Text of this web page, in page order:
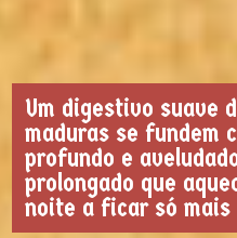
Um digestivo suave
maduras se fundem
profundo e
prolongado que
noite a ficar só mais